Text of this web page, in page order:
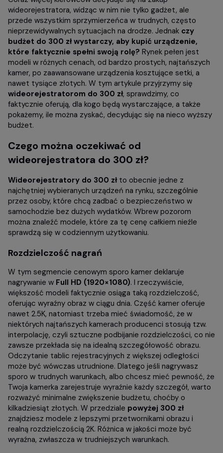
wideorejestratora, widząc w nim nie tylko gadżet, ale
przede wszystkim sprzymierzeńca w trudnych, często
nieprzewidywalnych sytuacjach na drodze. Jednak czy
budżet do 300 zł wystarczy, aby kupić urządzenie,
które faktycznie spełni swoją rolę? Rynek pełen jest
modeli w różnych cenach, od bardzo prostych, najtańszych
kamer, po zaawansowane urządzenia kosztujące setki, a
nawet tysiące złotych. W tym artykule przyjrzymy się
wideorejestratorom do 300 zł, sprawdzimy, co
faktycznie oferują, dla kogo będą wystarczające, a także
pokażemy, ile można zyskać, decydując się na nieco wyższy
budżet.
Czego można oczekiwać od
wideorejestratora do 300 zł?
Wideorejestratory do 300 złto obecnie jedne z
najchętniej wybieranych urządzeń na rynku, szczególnie
przez osoby, które chcą zadbać o bezpieczeństwo w
samochodzie bez dużych wydatków. Wbrew pozorom
można znaleźć modele, które za tę cenę całkiem nieźle
sprawdzą się w codziennym użytkowaniu.
Rozdzielczość nagrań
W tym segmencie cenowym sporo kamer deklaruje
nagrywanie w Full HD (1920×1080). I rzeczywiście,
większość modeli faktycznie osiąga taką rozdzielczość,
oferując wyraźny obraz w ciągu dnia. Część kamer oferuje
nawet 2.5K, natomiast trzeba mieć świadomość, że w
niektórych najtańszych kamerach producenci stosują tzw.
interpolację, czyli sztuczne podbijanie rozdzielczości, co nie
zawsze przekłada się na idealną szczegółowość obrazu.
Odczytanie tablic rejestracyjnych z większej odległości
może być wówczas utrudnione. Dlatego jeśli nagrywasz
sporo w trudnych warunkach, albo chcesz mieć pewność, że
Twoja kamerka zarejestruje wyraźnie każdy szczegół, warto
rozważyć minimalne zwiększenie budżetu, choćby o
kilkadziesiąt złotych. W przedziale powyżej 300 zł
znajdziesz modele z lepszymi przetwornikami obrazu i
realną rozdzielczością 2K. Różnica w jakości może być
wyraźna, zwłaszcza w trudniejszych warunkach.